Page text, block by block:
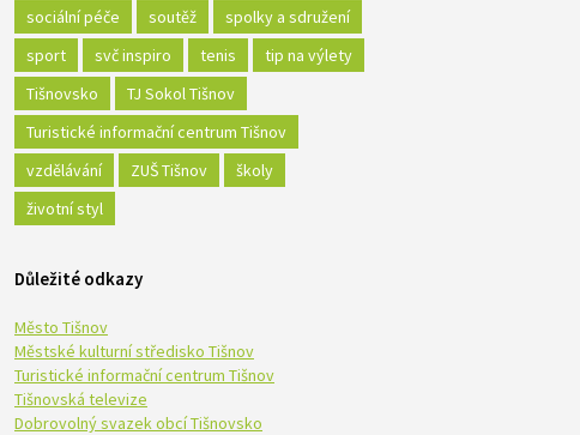
sociální péče
soutěž
spolky a sdružení
sport
svč inspiro tenis
tip na výlety
Tišnovsko
TJ Sokol Tišnov
Turistické informační centrum Tišnov
vzdělávání
ZUŠ Tišnov
školy
životní styl
Důležité odkazy
Město Tišnov
Městské kulturní středisko Tišnov
Turistické informační centrum Tišnov
Tišnovská televize
Dobrovolný svazek obcí Tišnovsko